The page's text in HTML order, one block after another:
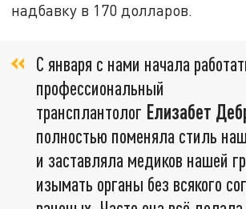
надбавку в 170 долларов.
С января с нами начала
профессиональный
трансплантолог Елизабет
полностью поменяла стиль
и заставляла медиков нашей
изымать органы без всякого